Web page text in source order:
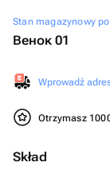
Stan magazynowy
Венок 01
Wprowadź
Otrzymasz
Skład